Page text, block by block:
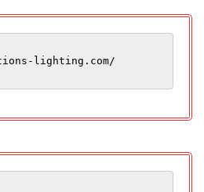
lighting.com/